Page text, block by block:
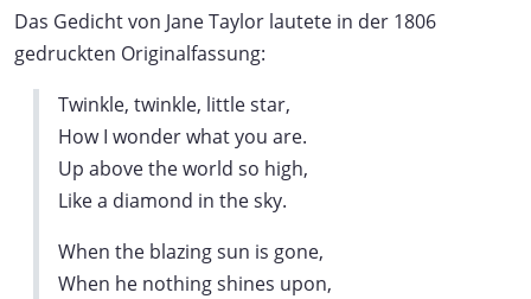
Das Gedicht von Jane Taylor lautete in der 1806
gedruckten Originalfassung:
Twinkle, twinkle, little star,
How I wonder what you are.
Up above the world so high,
Like a diamond in the sky.
When the blazing sun is gone,
When he nothing shines upon,